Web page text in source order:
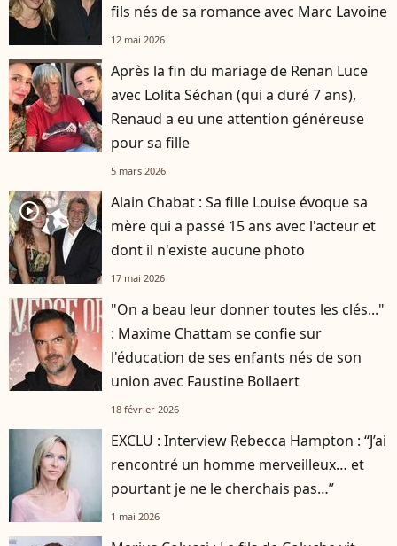
fils nés de sa romance avec Marc Lavoine
12 mai 2026
Après la fin du mariage de Renan Luce
avec Lolita Séchan (qui a duré 7 ans),
Renaud a eu une attention généreuse
pour sa fille
5 mars 2026
player2
Alain Chabat : Sa fille Louise évoque sa
mère qui a passé 15 ans avec l'acteur et
dont il n'existe aucune photo
17 mai 2026
"On a beau leur donner toutes les clés..."
: Maxime Chattam se confie sur
l'éducation de ses enfants nés de son
union avec Faustine Bollaert
18 février 2026
EXCLU : Interview Rebecca Hampton : “J’ai
rencontré un homme merveilleux… et
pourtant je ne le cherchais pas…”
1 mai 2026